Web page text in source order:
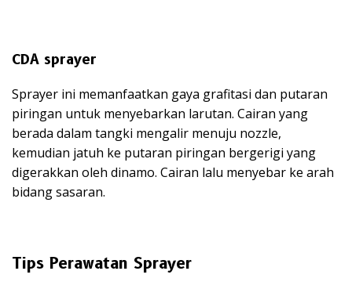
CDA sprayer
Sprayer ini memanfaatkan gaya grafitasi dan putaran
piringan untuk menyebarkan larutan. Cairan yang
berada dalam tangki mengalir menuju nozzle,
kemudian jatuh ke putaran piringan bergerigi yang
digerakkan oleh dinamo. Cairan lalu menyebar ke arah
bidang sasaran.
Tips Perawatan Sprayer